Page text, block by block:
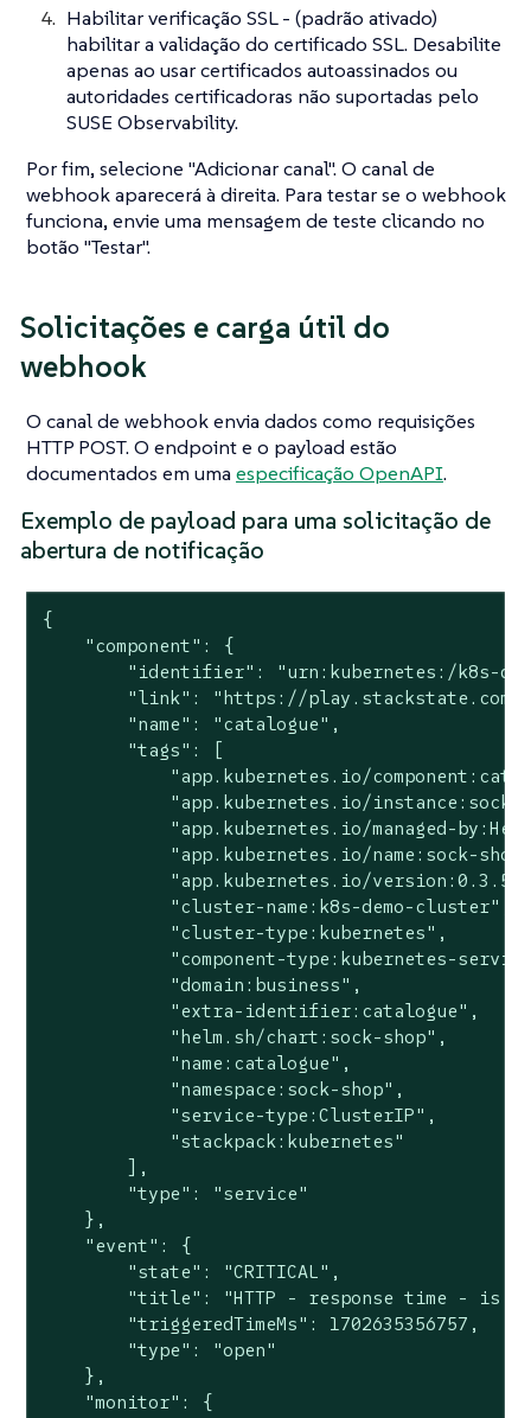
Habilitar verificação SSL - (padrão ativado)
habilitar a validação do certificado SSL. Desabilite
apenas ao usar certificados autoassinados ou
autoridades certificadoras não suportadas pelo
SUSE Observability.
Por fim, selecione "Adicionar canal". O canal de
webhook aparecerá à direita. Para testar se o webhook
funciona, envie uma mensagem de teste clicando no
botão "Testar".
Solicitações e carga útil do
webhook
O canal de webhook envia dados como requisições
HTTP POST. O endpoint e o payload estão
documentados em uma especificação OpenAPI.
Exemplo de payload para uma solicitação de
abertura de notificação
{
    "component": {
"identifier": "urn:kubernetes:/k8s-
"link": "https://
        "name": "catalogue",
        "tags": [
"app.kubernetes.io/
"app.kubernetes.io/instance:sock-
"app.kubernetes.io/managed-
"app.kubernetes.io/name:sock-
            "app.kubernetes.io/version:0.3.5",
            "cluster-name:k8s-demo-cluster",
            "cluster-type:kubernetes",
"component-type:kubernetes-
            "domain:business",
            "extra-identifier:catalogue",
            "helm.sh/chart:sock-shop",
            "name:catalogue",
            "namespace:sock-shop",
            "service-type:ClusterIP",
            "stackpack:kubernetes"
        ],
        "type": "service"
    },
    "event": {
        "state": "CRITICAL",
"title": "HTTP - response time - is
        "triggeredTimeMs": 1702635356757,
        "type": "open"
    },
    "monitor": {